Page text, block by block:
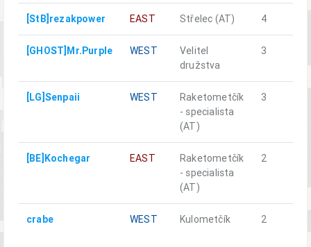
[StB]rezakpower EAST Střelec (AT) 4
[GHOST]Mr.Purple WEST
Velitel
družstva
3
[LG]Senpaii WEST
Raketometčík
- specialista
(AT)
3
[BE]Kochegar EAST
Raketometčík
- specialista
(AT)
2
crabe WEST Kulometčík 2